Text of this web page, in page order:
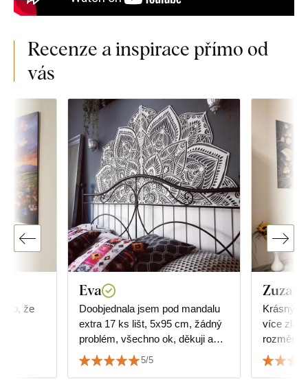
Recenze a inspirace přímo od
vás
to, že
Eva
Doobjednala jsem pod mandalu
extra 17 ks lišt, 5x95 cm, žádný
problém, všechno ok, děkuji a
srdečně doporučuji.
5/5
Krásný
více
rozměrů,
jakou
dokonale